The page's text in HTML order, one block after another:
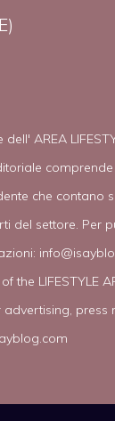
AREA
che contano
del settore. Per
the LIFESTYLE
advertising, press